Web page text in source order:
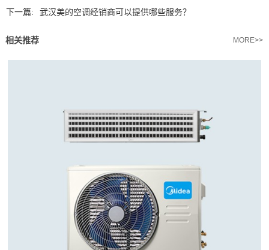
下一篇:
武汉美的空调经销商可以提供哪些服务？
相关推荐 MORE>>